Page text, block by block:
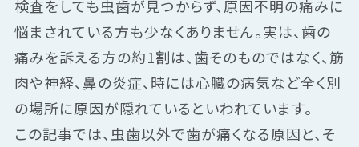
検査をしても虫歯が見つからず、原因不明の痛みに
悩まされている方も少なくありません。実は、歯の
痛みを訴える方の約1割は、歯そのものではなく、筋
肉や神経、鼻の炎症、時には心臓の病気など全く別
の場所に原因が隠れているといわれています。
この記事では、虫歯以外で歯が痛くなる原因と、そ